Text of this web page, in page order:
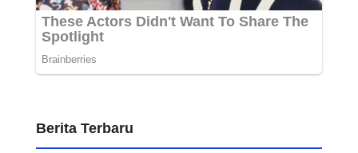
Berita Terbaru